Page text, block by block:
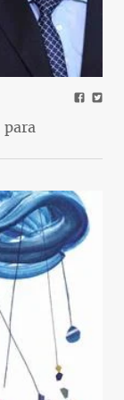
para